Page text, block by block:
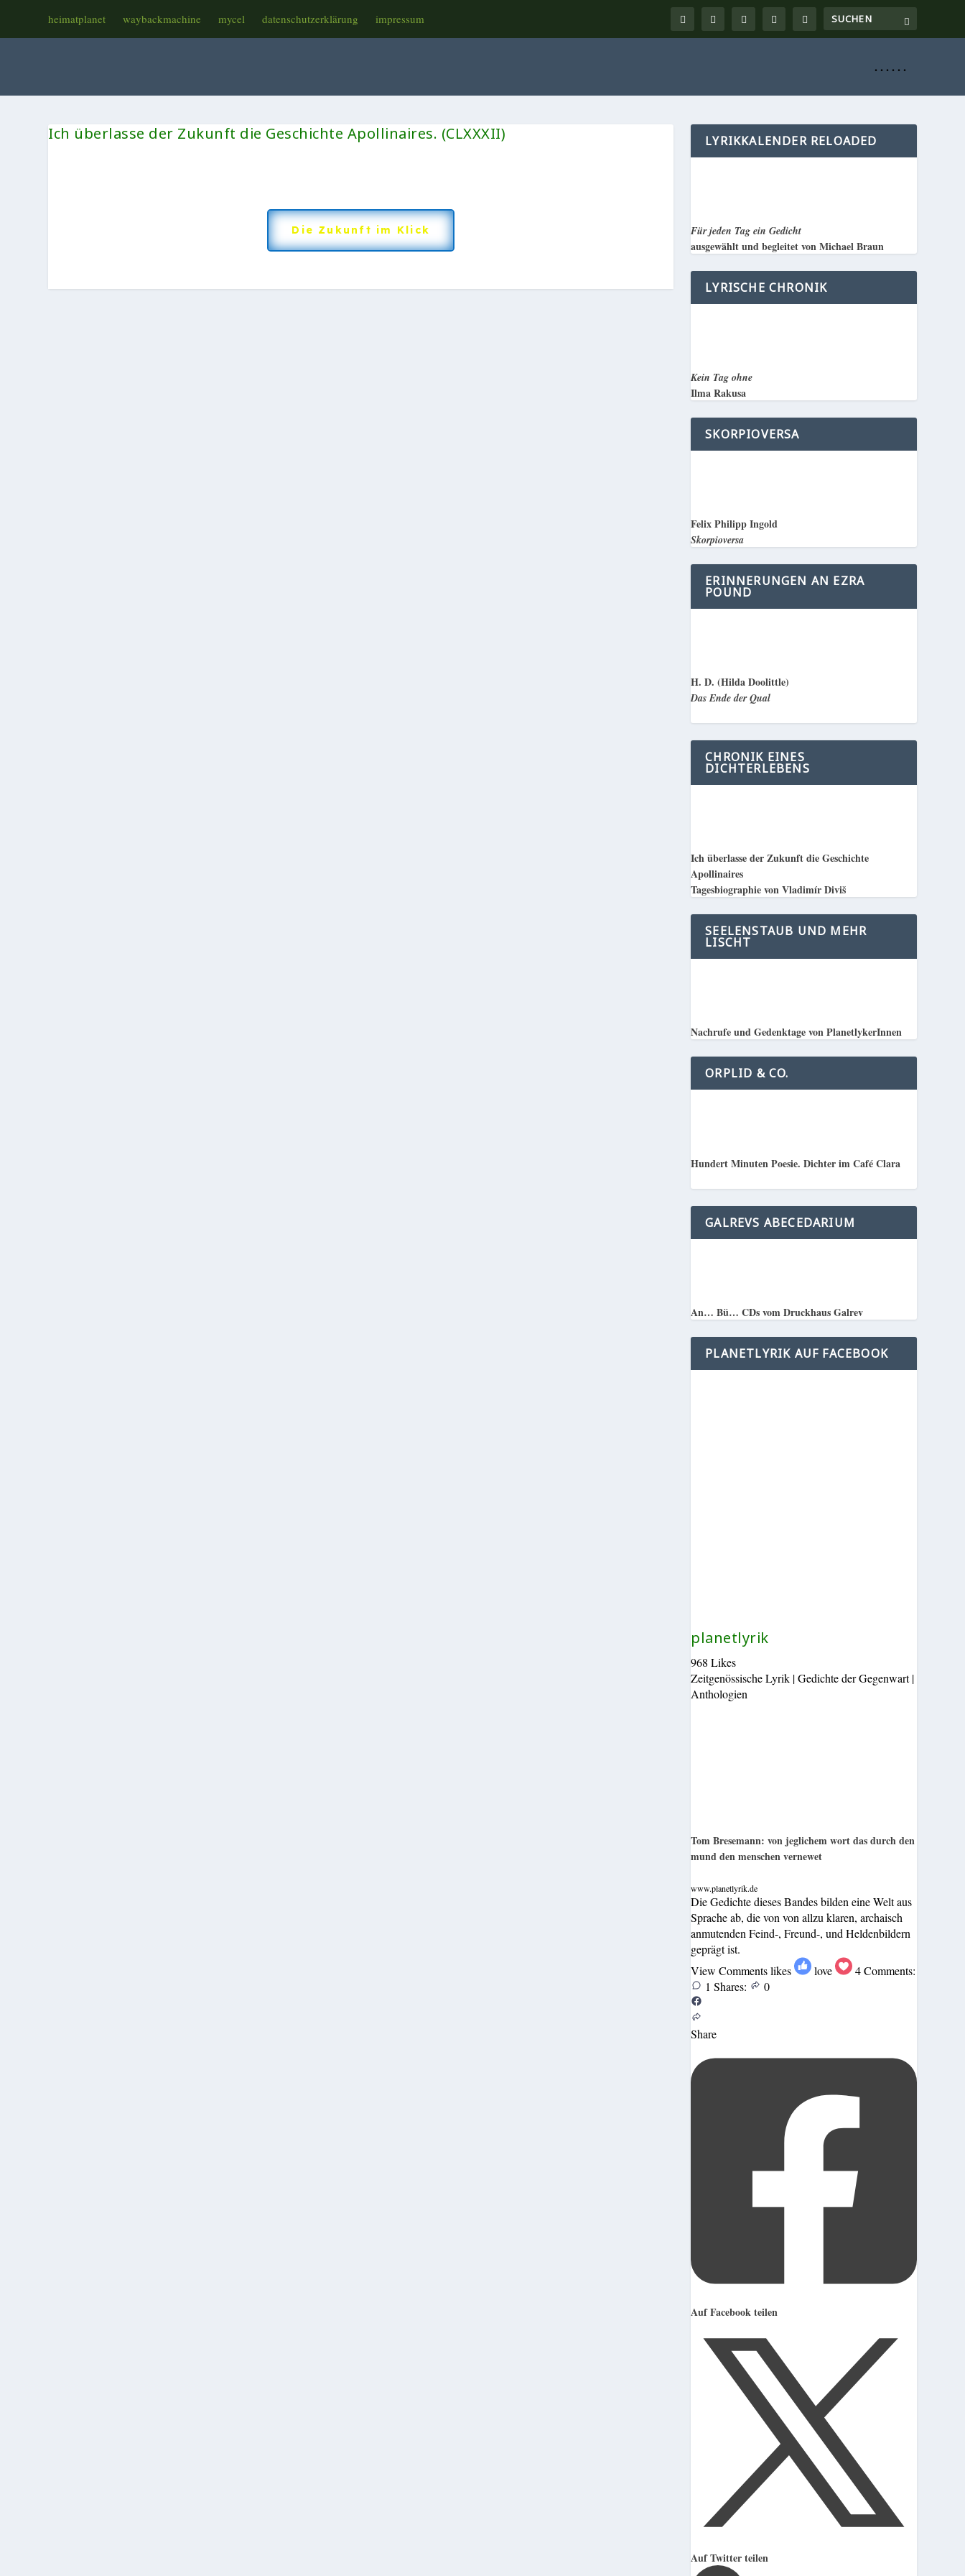
heimatplanet waybackmachine mycel datenschutzerklärung impressum
. . . . . .
Ich überlasse der Zukunft die Geschichte Apollinaires. (CLXXXII)
Die Zukunft im Klick
LYRIKKALENDER RELOADED
Für jeden Tag ein Gedicht
ausgewählt und begleitet von Michael Braun
LYRISCHE CHRONIK
Kein Tag ohne
Ilma Rakusa
SKORPIOVERSA
Felix Philipp Ingold
Skorpioversa
ERINNERUNGEN AN EZRA
POUND
H. D. (Hilda Doolittle)
Das Ende der Qual
CHRONIK EINES
DICHTERLEBENS
Ich überlasse der Zukunft die Geschichte
Apollinaires
Tagesbiographie von Vladimír Diviš
SEELENSTAUB UND MEHR
LISCHT
Nachrufe und Gedenktage von PlanetlykerInnen
ORPLID & CO.
Hundert Minuten Poesie. Dichter im Café Clara
GALREVS ABECEDARIUM
An… Bü… CDs vom Druckhaus Galrev
PLANETLYRIK AUF FACEBOOK
planetlyrik
968 Likes
Zeitgenössische Lyrik | Gedichte der Gegenwart |
Anthologien
Tom Bresemann: von jeglichem wort das durch den
mund den menschen vernewet
www.planetlyrik.de
Die Gedichte dieses Bandes bilden eine Welt aus
Sprache ab, die von von allzu klaren, archaisch
anmutenden Feind-, Freund-, und Heldenbildern
geprägt ist.
View Comments likes love 4 Comments:
1 Shares: 0
Share
Auf Facebook teilen
Auf Twitter teilen